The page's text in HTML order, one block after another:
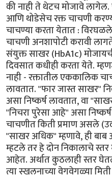
की नाही ते थेटच मोजावे
आणि थोडेसेच रक्त चाचणी
चाचण्या करता येतात :
चाचणी अनशापोटी करावी
संयुक्त साखर (HbA1c)
दिवसात कधीही करता येते.
नाही - रक्तातील एककालिक
लावतात. "फार जास्त साखर"
असा निष्कर्ष लावतात, वा
"निचरा पुरेसा आहे" असा
चाचणीत किती प्रमाण असले
"साखर अधिक" म्हणावे, ही
म्हटले तर हे दोन निकालाचे
आहेत. अर्थात कुठलाही स्तर
त्या स्खलनाच्या वेगवेगळ्या